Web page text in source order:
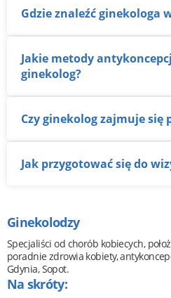
Gdzie znaleźć ginekologa
Jakie metody antykoncepcji może doradzić
ginekolog?
Czy ginekolog zajmuje się
Jak przygotować się do
Ginekolodzy
Specjaliści od chorób kobiecych,
poradnie zdrowia kobiety,
Gdynia, Sopot.
Na skróty: